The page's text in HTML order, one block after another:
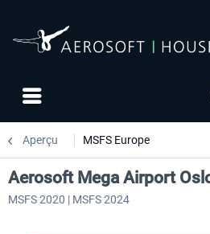
Aperçu MSFS Europe
Aerosoft Mega Airport
MSFS 2020 | MSFS 2024